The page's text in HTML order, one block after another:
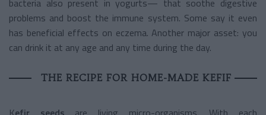
problems and boost the immune system. Some say it even
has beneficial effects on eczema. Another major asset: you
can drink it at any age and any time during the day.
THE RECIPE FOR HOME-MADE KEFIF